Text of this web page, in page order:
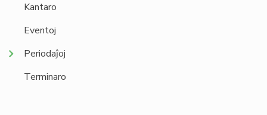
Kantaro
Eventoj
Periodaĵoj
Terminaro